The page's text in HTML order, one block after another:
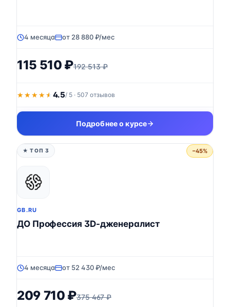
4 месяца от 28 880 ₽/мес
115 510 ₽192 513 ₽
★★★★★
★★★★★ 4.5/ 5 · 507 отзывов
Подробнее о курсе
★ ТОП 3 −45%
GB.RU
ДО Профессия 3D-дженералист
4 месяца от 52 430 ₽/мес
209 710 ₽375 467 ₽